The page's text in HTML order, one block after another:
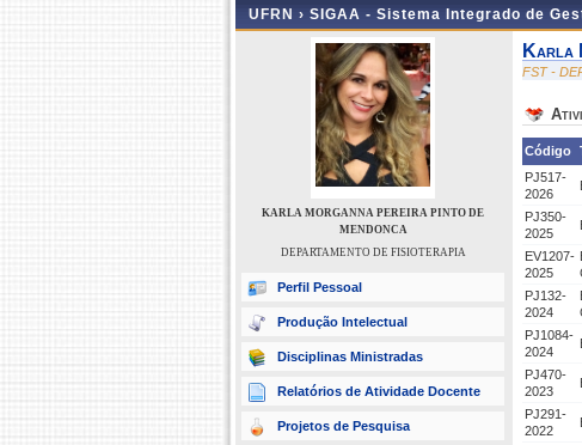
UFRN › SIGAA - Sistema Integrado de
KARLA MORGANNA PEREIRA PINTO DE
MENDONCA
DEPARTAMENTO DE FISIOTERAPIA
Perfil Pessoal
Produção Intelectual
Disciplinas Ministradas
Relatórios de Atividade Docente
Projetos de Pesquisa
Karla
FST -
Código
PJ517-
2026
PJ350-
2025
EV1207-
2025
PJ132-
2024
PJ1084-
2024
PJ470-
2023
PJ291-
2022